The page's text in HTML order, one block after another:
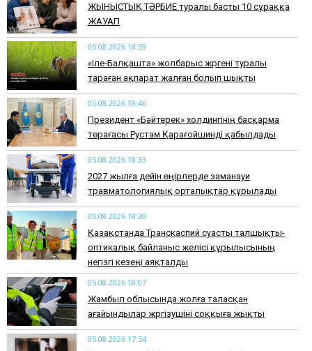
ЖЫНЫСТЫҚ ТӘРБИЕ туралы басты 10 сұраққа
ЖАУАП
05.08.2026 18:59
«Іле-Балқашта» жолбарыс жүргені туралы
тараған ақпарат жалған болып шықты
05.08.2026 18:46
Президент «Бәйтерек» холдингінің басқарма
төрағасы Рустам Қарағойшинді қабылдады
05.08.2026 18:33
2027 жылға дейін өңірлерде заманауи
травматологиялық орталықтар құрылады
05.08.2026 18:20
Қазақстанда Транскаспий суасты талшықты-
оптикалық байланыс желісі құрылысының
негізгі кезеңі аяқталды
05.08.2026 18:07
Жамбыл облысында жолға таласқан
ағайындылар жүргізушіні соққыға жықты
05.08.2026 17:54